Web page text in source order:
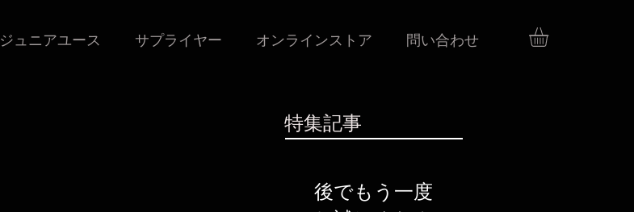
ジュニアユース サプライヤー オンラインストア 問い合わせ
特集記事
後でもう一度